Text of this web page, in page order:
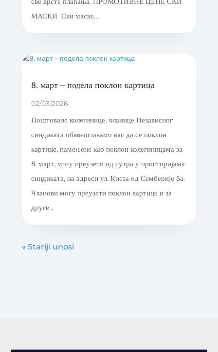
све врсте плаћања. ПРОМОТИВНЕ ЦЕНЕ СКИ
МАСКИ Ски маске...
8. март – подела поклон картица
02/03/2026
Поштоване колегинице, чланице Независног
синдиката обавештавамо вас да се поклон
картице, намењене као поклон колегиницама за
8. март, могу преузети од сутра у просторијама
синдиката, на адреси ул. Кнеза од Семберије 5а.
Чланови могу преузети поклон картице и за
друге...
« Stariji unosi